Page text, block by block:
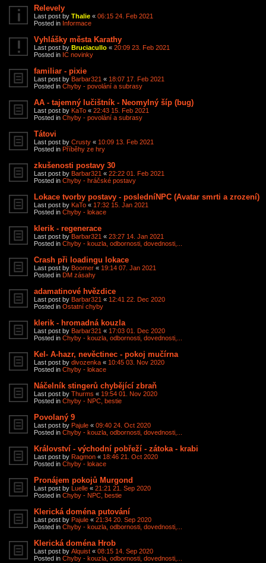
Relevely
Last post by Thalie « 06:15 24. Feb 2021
Posted in Informace
Vyhlášky města Karathy
Last post by Bruciacullo « 20:09 23. Feb 2021
Posted in IC novinky
familiar - pixie
Last post by Barbar321 « 18:07 17. Feb 2021
Posted in Chyby - povolání a subrasy
AA - tajemný lučištník - Neomylný šíp (bug)
Last post by KaTo « 22:43 15. Feb 2021
Posted in Chyby - povolání a subrasy
Tátovi
Last post by Crusty « 10:09 13. Feb 2021
Posted in Příběhy ze hry
zkušenosti postavy 30
Last post by Barbar321 « 22:22 01. Feb 2021
Posted in Chyby - hráčské postavy
Lokace tvorby postavy - posledníNPC (Avatar smrti a zrození)
Last post by KaTo « 17:32 15. Jan 2021
Posted in Chyby - lokace
klerik - regenerace
Last post by Barbar321 « 23:27 14. Jan 2021
Posted in Chyby - kouzla, odbornosti, dovednosti,...
Crash při loadingu lokace
Last post by Boomer « 19:14 07. Jan 2021
Posted in DM zásahy
adamatinové hvězdice
Last post by Barbar321 « 12:41 22. Dec 2020
Posted in Ostatní chyby
klerik - hromadná kouzla
Last post by Barbar321 « 17:03 01. Dec 2020
Posted in Chyby - kouzla, odbornosti, dovednosti,...
Kel- A-hazr, nevěctinec - pokoj mučírna
Last post by divozenka « 10:45 03. Nov 2020
Posted in Chyby - lokace
Náčelník stingerů chybějící zbraň
Last post by Thurms « 19:54 01. Nov 2020
Posted in Chyby - NPC, bestie
Povolaný 9
Last post by Pajule « 09:40 24. Oct 2020
Posted in Chyby - kouzla, odbornosti, dovednosti,...
Království - východní pobřeží - zátoka - krabi
Last post by Ragmon « 18:46 21. Oct 2020
Posted in Chyby - lokace
Pronájem pokojů Murgond
Last post by Luelle « 21:21 21. Sep 2020
Posted in Chyby - NPC, bestie
Klerická doména putování
Last post by Pajule « 21:34 20. Sep 2020
Posted in Chyby - kouzla, odbornosti, dovednosti,...
Klerická doména Hrob
Last post by Alquist « 08:15 14. Sep 2020
Posted in Chyby - kouzla, odbornosti, dovednosti,...